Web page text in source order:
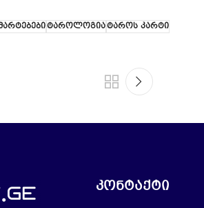
ტაროლოგიატაროს კარტი
კონტაქტი